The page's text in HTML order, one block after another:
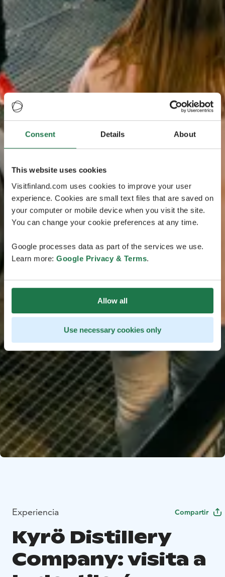
Consent Details About
This website uses cookies
Visitfinland.com uses cookies to improve your user
experience. Cookies are small text files that are saved on
your computer or mobile device when you visit the site.
You can change your cookie preferences at any time.
Google processes data as part of the services we use.
Learn more: Google Privacy & Terms.
Allow all
Use necessary cookies only
Experiencia Compartir
Kyrö Distillery
Company: visita a